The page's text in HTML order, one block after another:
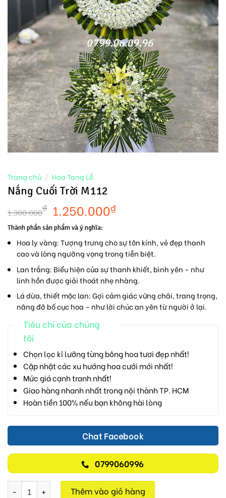
Trang chủ / Hoa Tang Lễ
Nắng Cuối Trời M112
1.300.000₫ 1.250.000₫
Thành phần sản phẩm và ý nghĩa:
Hoa ly vàng:Tượng trưng cho sự tôn kính, vẻ đẹp thanh
cao và lòng ngưỡng vọng trong tiễn biệt.
Lan trắng: Biểu hiện của sự thanh khiết, bình yên – như
linh hồn được giải thoát nhẹ nhàng.
Lá dừa, thiết mộc lan:Gợi cảm giác vững chãi, trang trọng,
nâng đỡ bố cục hoa – như lời chúc an yên từ người ở lại.
Tiêu chí của chúng
tôi
Chọn lọc kĩ lưỡng từng bông hoa tươi đẹp nhất!
Cập nhật các xu hướng hoa cưới mới nhất!
Mức giá cạnh tranh nhất!
Giao hàng nhanh nhất trong nội thành TP. HCM
Hoàn tiền 100% nếu bạn không hài lòng
Chat Facebook
0799060996
Nắng Cuối Trời M112 số lượngThêm vào giỏ hàng